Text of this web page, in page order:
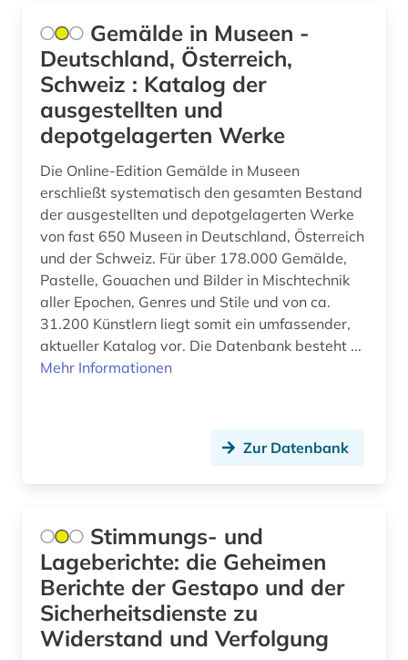
branchendaten (1)
brandenburg (1)
brief (2)
briefsammlung (1)
buch (1)
buchhandel (2)
bundesinnung der bestatter (1)
bundesrecht (1)
burgenland (2)
böhmen (2)
debatte (1)
denkmal (3)
deutsch (6)
deutscher alpenverein (1)
Lettland (4)
Liechtenstein (5)
Litauen (3)
Luxemburg (5)
Makedonien (1)
Malta (2)
Mecklenburg-Vorpommern (1)
Mittelamerika (2)
Moldawien (1)
Monaco (1)
Niedersachsen (1)
Nordrhein-Westfalen (1)
Norwegen (3)
Osmanisches Reich (1)
Gemälde in Museen -
Deutschland, Österreich,
Schweiz : Katalog der
ausgestellten und
depotgelagerten Werke
Die Online-Edition Gemälde in Museen
erschließt systematisch den gesamten Bestand
der ausgestellten und depotgelagerten Werke
von fast 650 Museen in Deutschland, Österreich
und der Schweiz. Für über 178.000 Gemälde,
Pastelle, Gouachen und Bilder in Mischtechnik
aller Epochen, Genres und Stile und von ca.
31.200 Künstlern liegt somit ein umfassender,
aktueller Katalog vor. Die Datenbank besteht ...
Mehr Informationen
Zur Datenbank
Stimmungs- und
Lageberichte: die Geheimen
Berichte der Gestapo und der
Sicherheitsdienste zu
Widerstand und Verfolgung